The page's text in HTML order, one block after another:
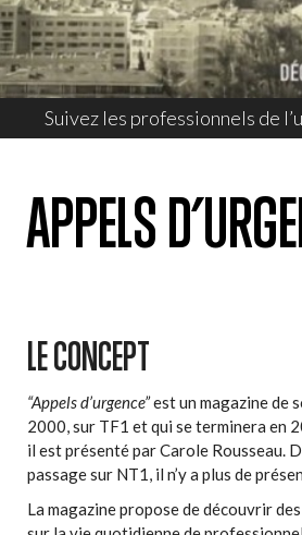
Suivez les professionnels de
APPELS
LE CONCEPT
“Appels d’urgence”est un magazine de
2000, sur TF1 et qui se terminera en
il est présenté par Carole Rousseau.
passage sur NT1, il n’y a plus de
La magazine propose de découvrir